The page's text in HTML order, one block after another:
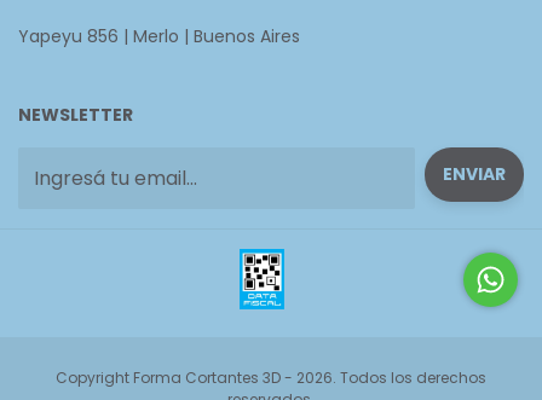
Yapeyu 856 | Merlo | Buenos Aires
NEWSLETTER
Copyright Forma Cortantes 3D - 2026. Todos los derechos